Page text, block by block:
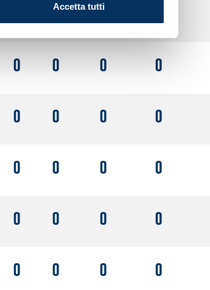
Accetta tutti
0 0
0 0 0 0
0 0 0 0
0 0 0 0
0 0 0 0
0 0 0 0